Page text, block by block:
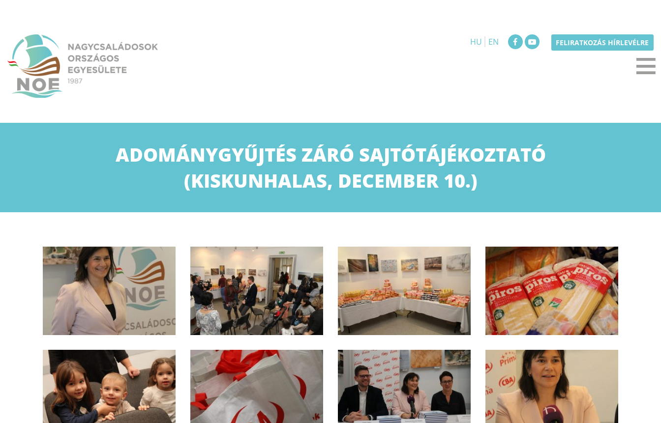
HU EN FELIRATKOZÁS HÍRLEVÉLRE
≡
ADOMÁNYGYŰJTÉS ZÁRÓ SAJTÓTÁJÉKOZTATÓ
(KISKUNHALAS, DECEMBER 10.)